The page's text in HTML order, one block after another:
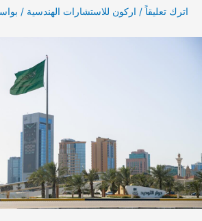
اترك تعليقاً / اركون للاستشارات الهندسية /